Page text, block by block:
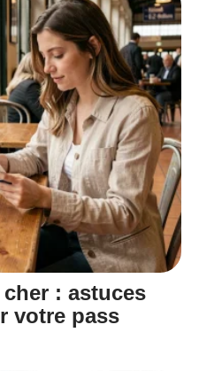
: astuces
votre pass